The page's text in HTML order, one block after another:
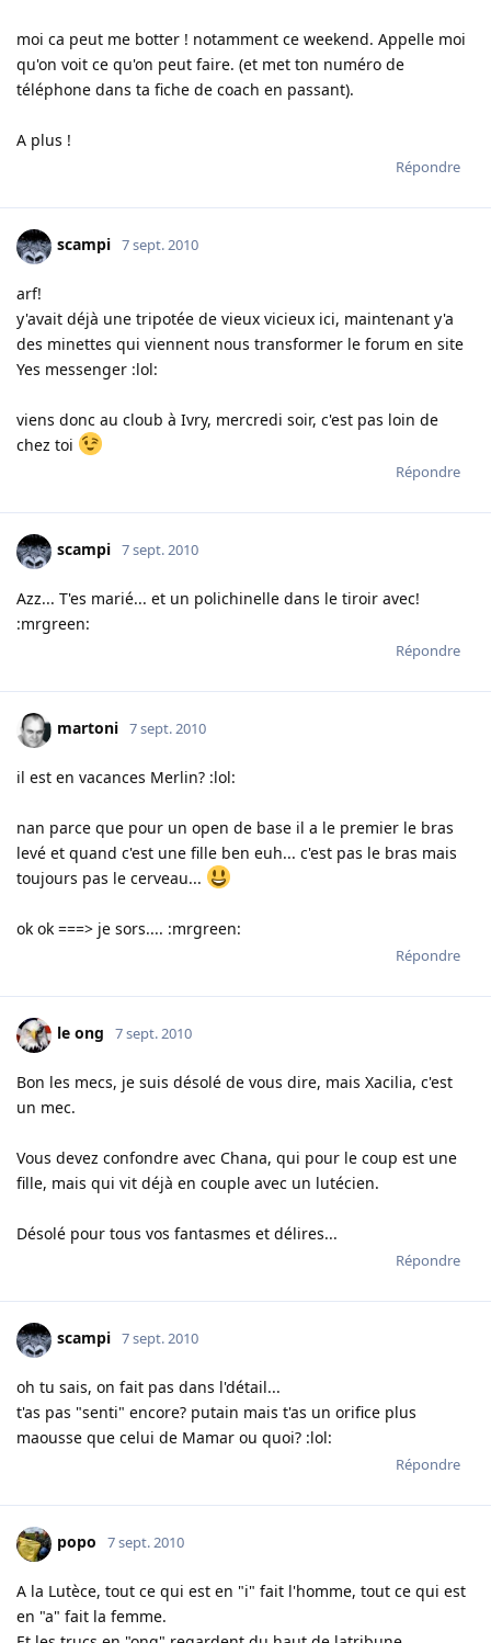
moi ca peut me botter ! notamment ce weekend. Appelle moi
qu'on voit ce qu'on peut faire. (et met ton numéro de
téléphone dans ta fiche de coach en passant).
A plus !
Répondre
scampi 7 sept. 2010
arf!
y'avait déjà une tripotée de vieux vicieux ici, maintenant y'a
des minettes qui viennent nous transformer le forum en site
Yes messenger :lol:
viens donc au cloub à Ivry, mercredi soir, c'est pas loin de
chez toi
Répondre
scampi 7 sept. 2010
Azz... T'es marié... et un polichinelle dans le tiroir avec!
:mrgreen:
Répondre
martoni 7 sept. 2010
il est en vacances Merlin? :lol:
nan parce que pour un open de base il a le premier le bras
levé et quand c'est une fille ben euh... c'est pas le bras mais
toujours pas le cerveau...
ok ok ===> je sors.... :mrgreen:
Répondre
le ong 7 sept. 2010
Bon les mecs, je suis désolé de vous dire, mais Xacilia, c'est
un mec.
Vous devez confondre avec Chana, qui pour le coup est une
fille, mais qui vit déjà en couple avec un lutécien.
Désolé pour tous vos fantasmes et délires...
Répondre
scampi 7 sept. 2010
oh tu sais, on fait pas dans l'détail...
t'as pas "senti" encore? putain mais t'as un orifice plus
maousse que celui de Mamar ou quoi? :lol:
Répondre
popo 7 sept. 2010
A la Lutèce, tout ce qui est en "i" fait l'homme, tout ce qui est
en "a" fait la femme.